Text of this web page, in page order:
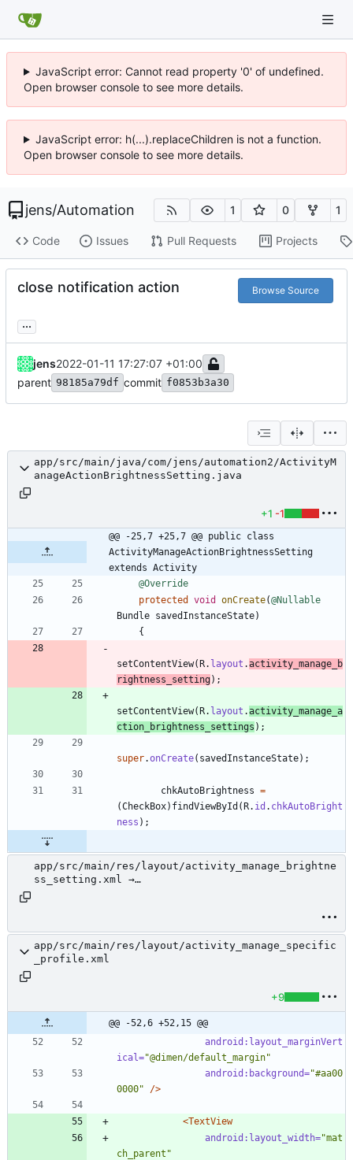
JavaScript error: Cannot read property '0' of undefined.
Open browser console to see more details.
JavaScript error: h(...).replaceChildren is not a function.
Open browser console to see more details.
jens/Automation 1 0 1
Code Issues Pull Requests Projects
close notification action Browse Source
...
jens2022-01-11 17:27:07 +01:00
parent 98185a79df commit f0853b3a30
app/src/main/java/com/jens/automation2/ActivityM
anageActionBrightnessSetting.java
+1 -1
@@ -25,7 +25,7 @@ public class
ActivityManageActionBrightnessSetting
extends Activity
@Override
protected
void onCreate(@Nullable
Bundle savedInstanceState)
{
setContentView(R. layout .activity_manage_b
rightness_setting) ;
setContentView(R. layout .activity_manage_a
ction_brightness_settings ) ;
super.onCreate( savedInstanceState) ;
chkAutoBrightness =
(CheckBox) findViewById (R. id . chkAutoBright
ness ) ;
app/src/main/res/layout/activity_manage_brightne
ss_setting.xml →
app/src/main/res/layout/activity_manage_specific
_profile.xml
+9
@@ -52,6 +52,15 @@
android:layout_marginVert
ical="@dimen/default_margin"
android:background="#aa00
0000"
/>
<TextView
android:layout_width="mat
ch_parent"